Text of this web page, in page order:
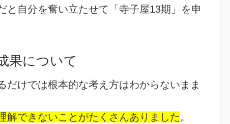
と自分を奮い立たせて「寺子屋13期」を申
果について
だけでは根本的な考え方はわからないまま
解できないことがたくさんありました。